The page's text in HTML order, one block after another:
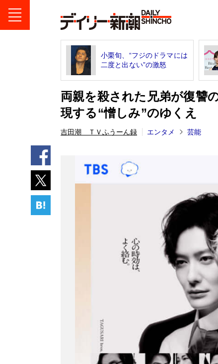
小栗旬、“フジのドラマには
二度と出ない”の激怒
両親を殺された兄弟が復
現する“憎しみ”のゆくえ
吉田潮 ＴＶふうーん録 エンタメ 芸能